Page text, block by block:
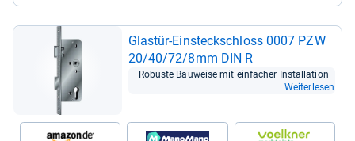
Glas­tür-​Ein­steck­schloss 0007 PZW
20/40/72/8mm DIN R
Robuste Bau­weise mit ein­fa­cher Instal­la­tion
Weiterlesen